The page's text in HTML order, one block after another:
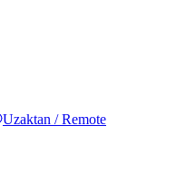
Uzaktan / Remote